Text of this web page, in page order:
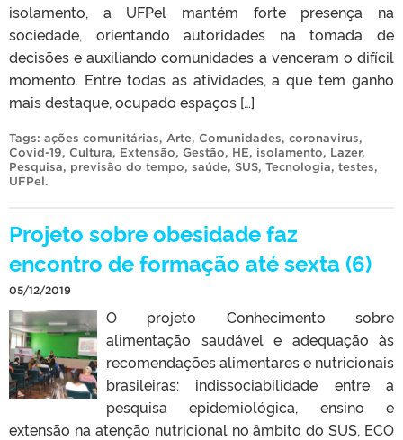
isolamento, a UFPel mantém forte presença na
sociedade, orientando autoridades na tomada de
decisões e auxiliando comunidades a venceram o difícil
momento. ​Entre todas as atividades, a que tem ganho
mais destaque, ocupado espaços […]
Tags: ações comunitárias, Arte, Comunidades, coronavirus,
Covid-19, Cultura, Extensão, Gestão, HE, isolamento, Lazer,
Pesquisa, previsão do tempo, saúde, SUS, Tecnologia, testes,
UFPel.
Projeto sobre obesidade faz
encontro de formação até sexta (6)
05/12/2019
O projeto Conhecimento sobre
alimentação saudável e adequação às
recomendações alimentares e nutricionais
brasileiras: indissociabilidade entre a
pesquisa epidemiológica, ensino e
extensão na atenção nutricional no âmbito do SUS, ECO